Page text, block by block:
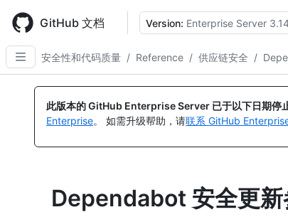
main
content
GitHub 文档 Version: Enterprise Server
安全性和代码质量 / Reference / 供应链安全 /
此版本的 GitHub Enterprise Server 已于以下日期停
Enterprise。 如需升级帮助，请联系 GitHub
Dependabot 安全更新